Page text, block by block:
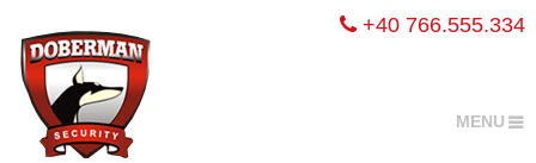
+40 766.555.334
MENU